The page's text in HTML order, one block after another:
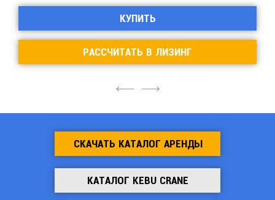
4
КУПИТЬ
РАССЧИТАТЬ В ЛИЗИНГ
6
СКАЧАТЬ КАТАЛОГ АРЕНДЫ
КАТАЛОГ KEBU CRANE